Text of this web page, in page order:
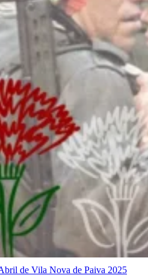
de Vila Nova de Paiva 2025